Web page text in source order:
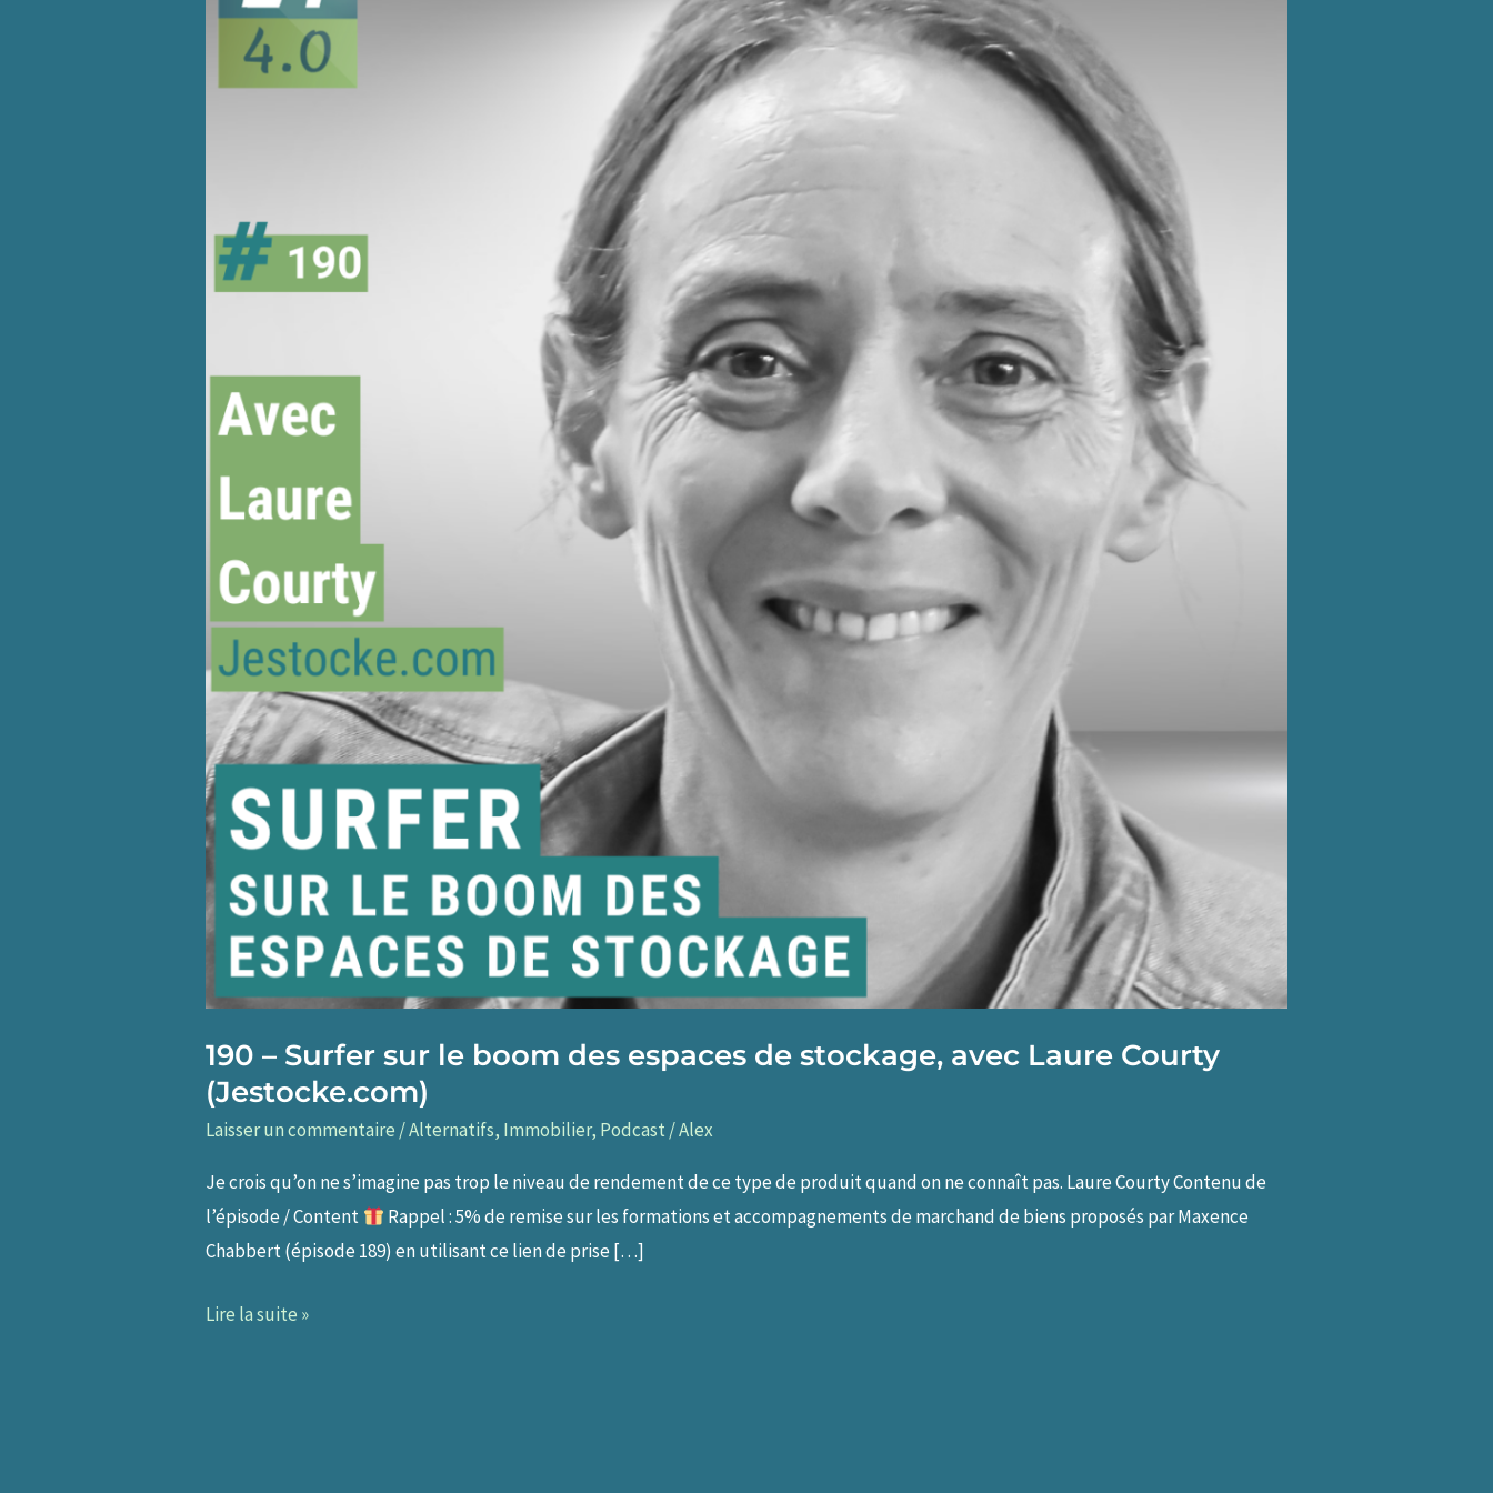
190 – Surfer sur le boom des espaces de stockage, avec Laure Courty
(Jestocke.com)
Laisser un commentaire /Alternatifs, Immobilier, Podcast /Alex
Je crois qu’on ne s’imagine pas trop le niveau de rendement de ce type de produit quand on ne connaît pas. Laure Courty Contenu de
l’épisode / Content
Rappel : 5% de remise sur les formations et accompagnements de marchand de biens proposés par Maxence
Chabbert (épisode 189) en utilisant ce lien de prise […]
190
Lire la suite »